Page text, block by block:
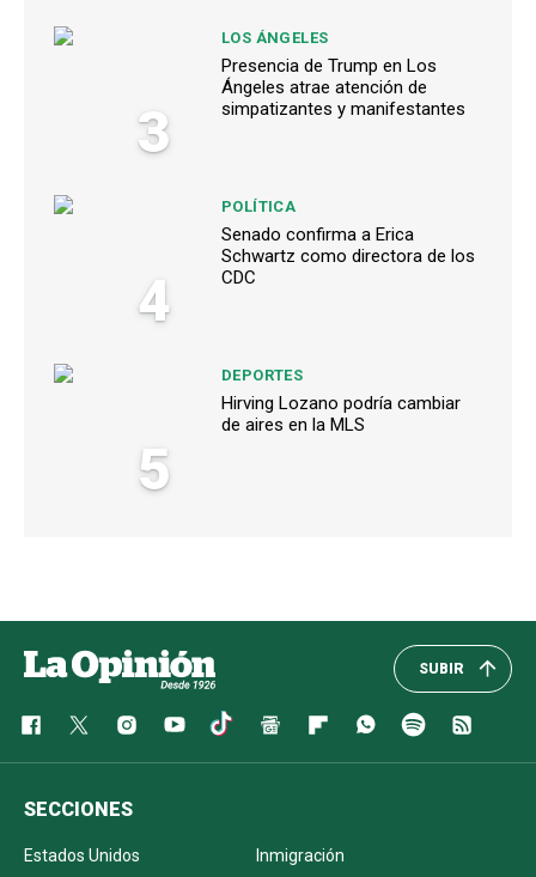
3
LOS ÁNGELES
Presencia de Trump en Los
Ángeles atrae atención de
simpatizantes y manifestantes
4
POLÍTICA
Senado confirma a Erica
Schwartz como directora de los
CDC
5
DEPORTES
Hirving Lozano podría cambiar
de aires en la MLS
SUBIR
SECCIONES
Estados Unidos
Inmigración